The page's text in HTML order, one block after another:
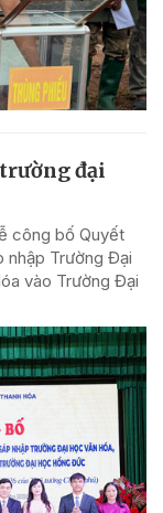
đại
công bố Quyết
nhập Trường Đại
vào Trường Đại